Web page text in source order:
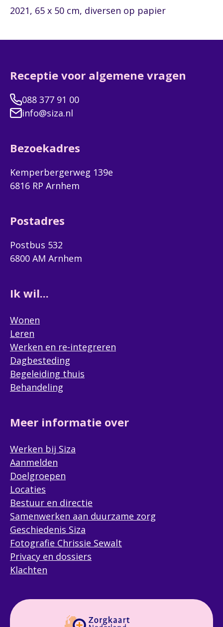
2021, 65 x 50 cm, diversen op papier
Receptie voor algemene vragen
088 377 91 00
info@siza.nl
Bezoekadres
Kemperbergerweg 139e
6816 RP Arnhem
Postadres
Postbus 532
6800 AM Arnhem
Ik wil...
Wonen
Leren
Werken en re-integreren
Dagbesteding
Begeleiding thuis
Behandeling
Meer informatie over
Werken bij Siza
Aanmelden
Doelgroepen
Locaties
Bestuur en directie
Samenwerken aan duurzame zorg
Geschiedenis Siza
Fotografie Chrissie Sewalt
Privacy en dossiers
Klachten